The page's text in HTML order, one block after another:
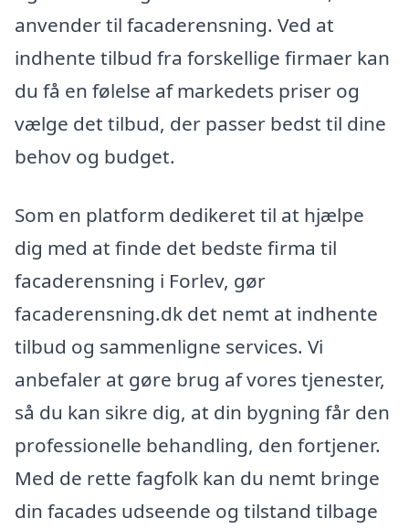
anvender til facaderensning. Ved at
indhente tilbud fra forskellige firmaer kan
du få en følelse af markedets priser og
vælge det tilbud, der passer bedst til dine
behov og budget.
Som en platform dedikeret til at hjælpe
dig med at finde det bedste firma til
facaderensning i Forlev, gør
facaderensning.dk det nemt at indhente
tilbud og sammenligne services. Vi
anbefaler at gøre brug af vores tjenester,
så du kan sikre dig, at din bygning får den
professionelle behandling, den fortjener.
Med de rette fagfolk kan du nemt bringe
din facades udseende og tilstand tilbage